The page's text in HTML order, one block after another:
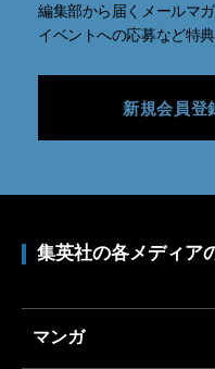
編集部から届くメールマ
イベントへの応募など特
新規会員登
集英社の各メディア
マンガ